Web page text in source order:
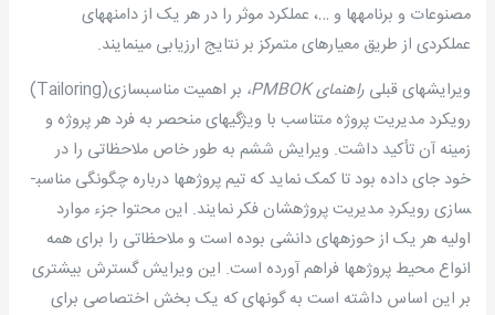
مصنوعات و برنامه­ها و …، عملکرد موثر را در هر یک از دامنه­های
عملکردی از طریق معیارهای متمرکز بر نتایج ارزیابی می­نمایند.
ویرایشهای قبلیراهنمایPMBOK،
بر اهمیت مناسب­سازی(Tailoring)
رویکرد مدیریت پروژه متناسب با ویژگیهای منحصر به فرد هر پروژه و
زمینه آن تأکید داشت. ویرایش ششم به طور خاص ملاحظاتی را در
خود جای داده بود تا کمک نماید که تیم پروژه­ها درباره چگونگی مناسب­
سازی رویکردِ مدیریت پروژه­شان فکر نمایند. این محتوا جزء موارد
اولیه هر یک از حوزه­های دانشی بوده است و ملاحظاتی را برای همه
انواع محیط پروژه­ها فراهم آورده است. این ویرایش گسترش بیشتری
بر این اساس داشته است به گونه­ای که یک بخش اختصاصی برای